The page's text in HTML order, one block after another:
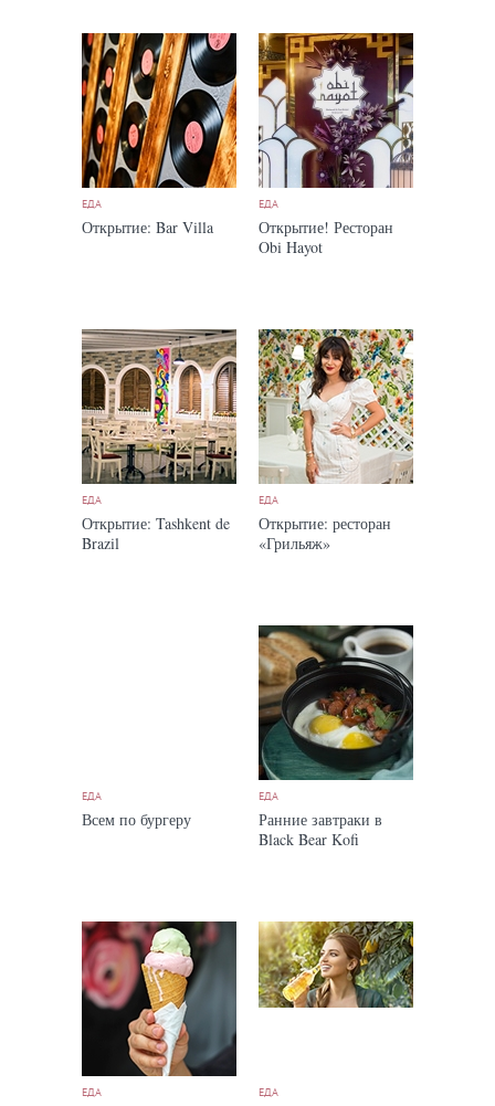
ЕДА
Открытие: Bar Villa
ЕДА
Открытие! Ресторан
Obi Hayot
ЕДА
Открытие: Tashkent de
Brazil
ЕДА
Открытие: ресторан
«Грильяж»
ЕДА
Всем по бургеру
ЕДА
Ранние завтраки в
Black Bear Kofi
ЕДА ЕДА